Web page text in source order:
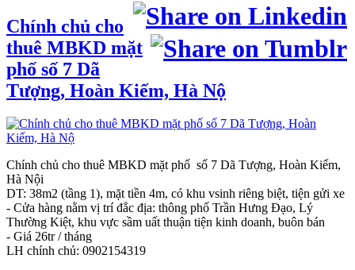
Chính chủ cho
thuê MBKD mặt
phố số 7 Dã
Tượng, Hoàn Kiếm, Hà Nộ
Chính chủ cho thuê MBKD mặt phố số 7 Dã Tượng, Hoàn Kiếm,
Hà Nội
DT: 38m2 (tầng 1), mặt tiền 4m, có khu vsinh riêng biệt, tiện gửi xe
- Cửa hàng nằm vị trí đắc địa: thông phố Trần Hưng Đạo, Lý
Thường Kiệt, khu vực sầm uất thuận tiện kinh doanh, buôn bán
- Giá 26tr / tháng
LH chính chủ: 0902154319